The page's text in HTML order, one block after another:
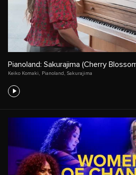
Pianoland: Sakurajima (Cherry
Keiko Komaki Pianoland Sakurajima